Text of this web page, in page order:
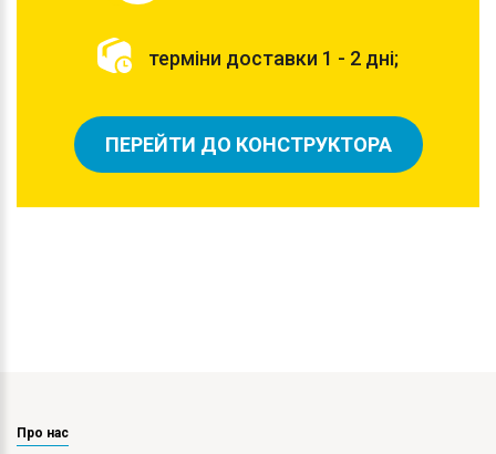
терміни доставки 1 - 2 дні;
ПЕРЕЙТИ ДО КОНСТРУКТОРА
Про нас